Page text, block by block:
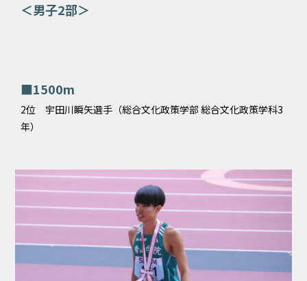
＜男子2部＞
■1500m
2位 宇田川瞬矢選手（総合文化政策学部 総合文化政策学科3
年）